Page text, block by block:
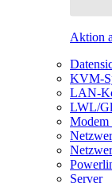
Aktion
KVM-
LAN-
LWL/
Server